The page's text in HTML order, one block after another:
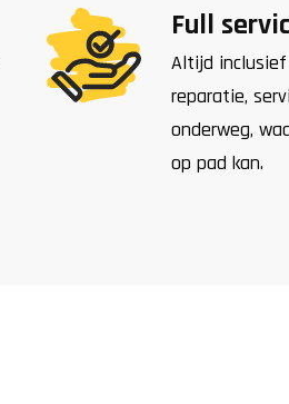
Full
Altijd inclusief
reparatie,
onderweg,
op pad kan.